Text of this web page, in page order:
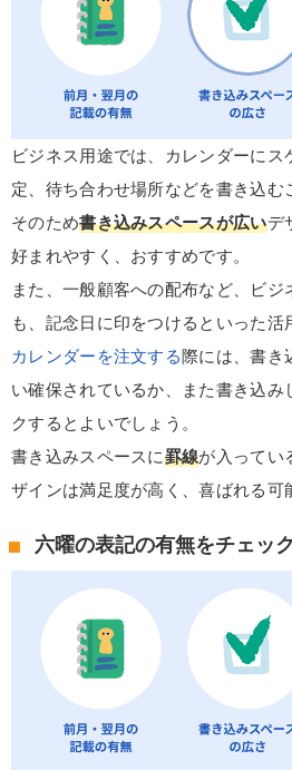
ビジネス用途では、カレンダーに
定、待ち合わせ場所などを書き込む
そのため書き込みスペースが広いデ
好まれやすく、おすすめです。
また、一般顧客への配布など、ビジ
も、記念日に印をつけるといった活
カレンダーを注文する 際には、書き
い確保されているか、また書き込み
クするとよいでしょう。
書き込みスペースに罫線が入ってい
ザインは満足度が高く、喜ばれる可
六曜の表記の有無をチェック